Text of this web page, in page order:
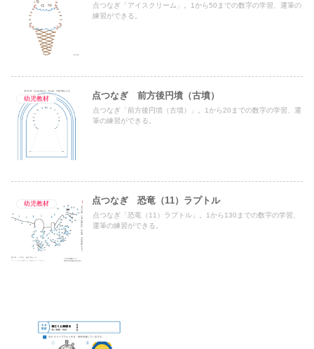
点つなぎ「アイスクリーム」。1から50までの数字の学習、運筆の
練習ができる。
幼児教材 点つなぎ 前方後円墳（古墳）
点つなぎ「前方後円墳（古墳）」。1から20までの数字の学習、運
筆の練習ができる。
幼児教材 点つなぎ 恐竜（11）ラプトル
点つなぎ「恐竜（11）ラプトル」。1から130までの数字の学習、
運筆の練習ができる。